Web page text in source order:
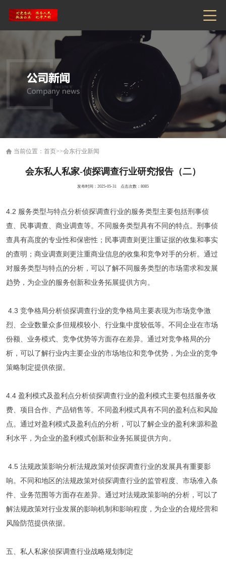
当前位置：首页>>会东行业新闻
会东私人私家-侦探调查行业研究报告（二）
发布时间：2025-05-31 点击次数：8085
4.2 服务类型与特点分析侦探调查行业的服务类型主要包括刑事侦
查、民事调查、商业调查等。不同服务类型具有不同的特点。刑事侦
查具有高度的专业性和保密性；民事调查则更注重证据的收集和事实
的查明；商业调查则更注重商业信息的收集和竞争对手的分析。通过
对服务类型与特点的分析，可以了解不同服务类型的市场需求和发展
趋势，为企业的服务创新和业务拓展提供方向。
4.3 竞争格局分析侦探调查行业的竞争格局主要表现为市场竞争激
烈、企业数量众多但规模较小、行业集中度较低等。不同企业在市场
份额、业务模式、竞争优势等方面存在差异。通过对竞争格局的分
析，可以了解行业内主要企业的市场地位和竞争优势，为企业的竞争
策略制定提供依据。
4.4 盈利模式及盈利点分析侦探调查行业的盈利模式主要包括服务收
费、项目合作、产品销售等。不同盈利模式具有不同的盈利点和风险
点。通过对盈利模式及盈利点的分析，可以了解企业的盈利来源和盈
利水平，为企业的盈利模式创新和业务拓展提供方向。
4.5 法规政策影响分析法规政策对侦探调查行业的发展具有重要影
响。不同和地区的法规政策对侦探调查行业的监管程度、市场准入条
件、业务范围等方面存在差异。通过对法规政策影响的分析，可以了
解法规政策对行业发展的影响机制和影响程度，为企业的合规经营和
风险防范提供依据。
五、私人私家侦探调查行业战略规划制定